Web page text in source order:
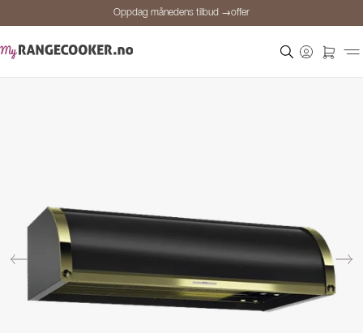
Oppdag månedens tilbud →offer